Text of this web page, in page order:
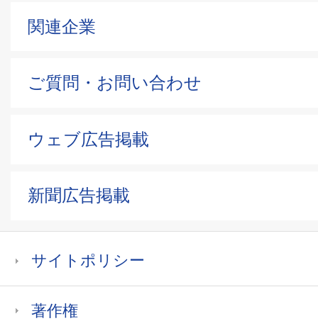
関連企業
ご質問・お問い合わせ
ウェブ広告掲載
新聞広告掲載
サイトポリシー
著作権